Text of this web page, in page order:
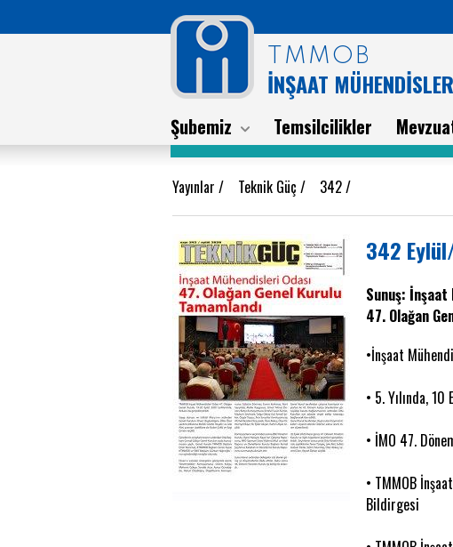
TMMOB
İNŞAAT
Şubemiz Temsilcilikler
Yayınlar / Teknik Güç / 342/
342
Sunuş: İnşaat
47. Olağan
•İnşaat
• 5. Yılında,
• İMO 47.
• TMMOB
Bildirgesi